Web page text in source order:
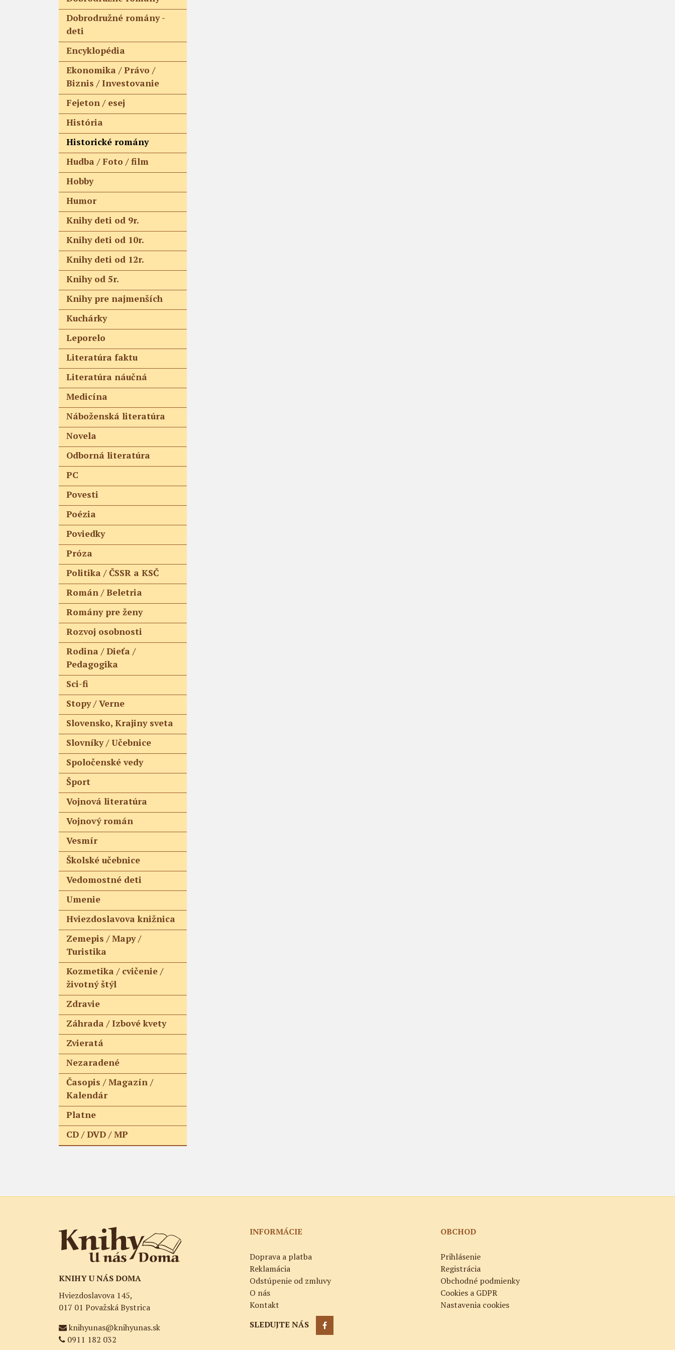
Dobrodružné romány -
deti
Encyklopédia
Ekonomika / Právo /
Biznis / Investovanie
Fejeton / esej
História
Historické romány
Hudba / Foto / film
Hobby
Humor
Knihy deti od 9r.
Knihy deti od 10r.
Knihy deti od 12r.
Knihy od 5r.
Knihy pre najmenších
Kuchárky
Leporelo
Literatúra faktu
Literatúra náučná
Medicína
Náboženská literatúra
Novela
Odborná literatúra
PC
Povesti
Poézia
Poviedky
Próza
Politika / ČSSR a KSČ
Román / Beletria
Romány pre ženy
Rozvoj osobnosti
Rodina / Dieťa /
Pedagogika
Sci-fi
Stopy / Verne
Slovensko, Krajiny sveta
Slovníky / Učebnice
Spoločenské vedy
Šport
Vojnová literatúra
Vojnový román
Vesmír
Školské učebnice
Vedomostné deti
Umenie
Hviezdoslavova knižnica
Zemepis / Mapy /
Turistika
Kozmetika / cvičenie /
životný štýl
Zdravie
Záhrada / Izbové kvety
Zvieratá
Nezaradené
Časopis / Magazín /
Kalendár
Platne
CD / DVD / MP
KNIHY U NÁS DOMA
Hviezdoslavova 145,
017 01 Považská Bystrica
knihyunas@knihyunas.sk
0911 182 032
INFORMÁCIE
Doprava a platba
Reklamácia
Odstúpenie od zmluvy
O nás
Kontakt
SLEDUJTE NÁS
OBCHOD
Prihlásenie
Registrácia
Obchodné podmienky
Cookies a GDPR
Nastavenia cookies